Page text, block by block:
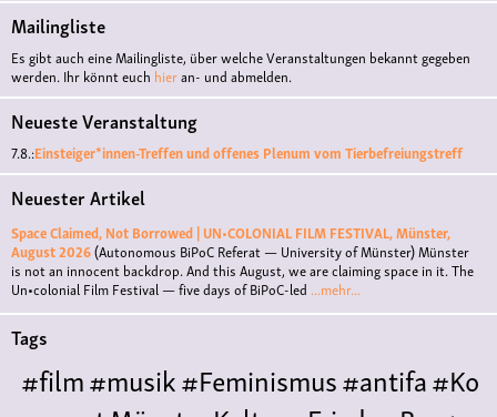
Mailingliste
Es gibt auch eine Mailingliste, über welche Veranstaltungen bekannt gegeben
werden. Ihr könnt euch hieran- und abmelden.
Neueste Veranstaltung
7.8.:Einsteiger*innen-Treffen und offenes Plenum vom Tierbefreiungstreff
Neuester Artikel
Space Claimed, Not Borrowed | UN•COLONIAL FILM FESTIVAL, Münster,
August 2026(Autonomous BiPoC Referat — University of Münster)Münster
is not an innocent backdrop. And this August, we are claiming space in it. The
Un•colonial Film Festival — five days of BiPoC-led ...mehr...
Tags
#film#musik#Feminismus#antifa#Ko